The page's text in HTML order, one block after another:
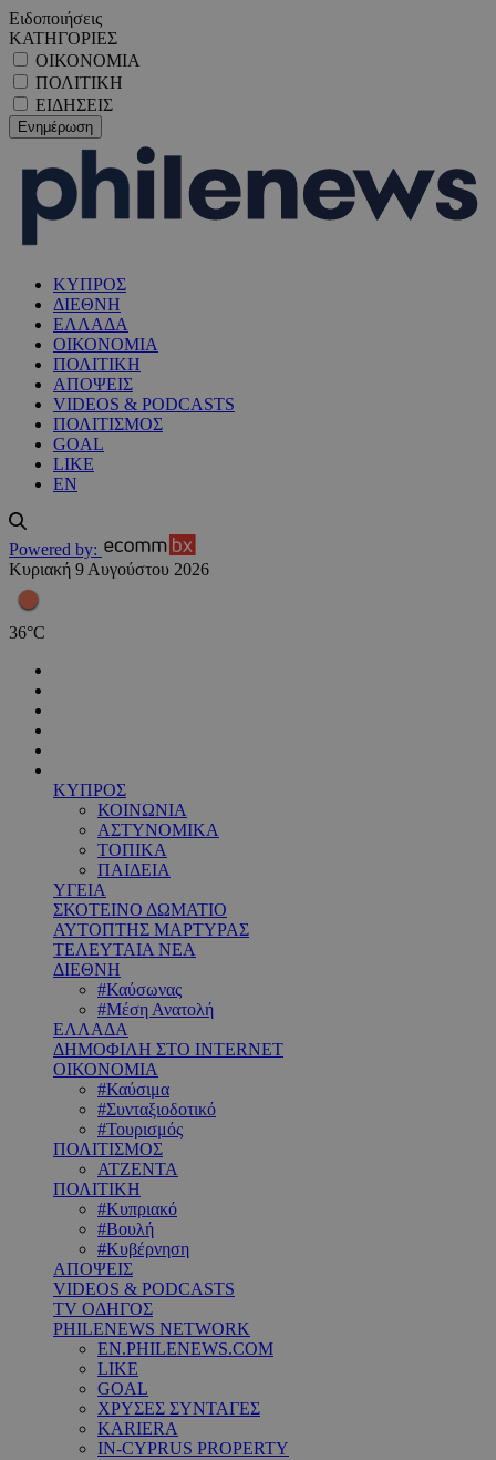
Ειδοποιήσεις
ΚΑΤΗΓΟΡΙΕΣ
ΟΙΚΟΝΟΜΙΑ
ΠΟΛΙΤΙΚΗ
ΕΙΔΗΣΕΙΣ
ΚΥΠΡΟΣ
ΔΙΕΘΝΗ
ΕΛΛΑΔΑ
ΟΙΚΟΝΟΜΙΑ
ΠΟΛΙΤΙΚΗ
ΑΠΟΨΕΙΣ
VIDEOS & PODCASTS
ΠΟΛΙΤΙΣΜΟΣ
GOAL
LIKE
EN
Powered by:
Κυριακή 9 Αυγούστου 2026
36°C
ΚΥΠΡΟΣ
ΚΟΙΝΩΝΙΑ
ΑΣΤΥΝΟΜΙΚΑ
ΤΟΠΙΚΑ
ΠΑΙΔΕΙΑ
ΥΓΕΙΑ
ΣΚΟΤΕΙΝΟ ΔΩΜΑΤΙΟ
ΑΥΤΟΠΤΗΣ ΜΑΡΤΥΡΑΣ
ΤΕΛΕΥΤΑΙΑ ΝΕΑ
ΔΙΕΘΝΗ
#Καύσωνας
#Μέση Ανατολή
ΕΛΛΑΔΑ
ΔΗΜΟΦΙΛΗ ΣΤΟ INTERNET
ΟΙΚΟΝΟΜΙΑ
#Καύσιμα
#Συνταξιοδοτικό
#Τουρισμός
ΠΟΛΙΤΙΣΜΟΣ
ΑΤΖΕΝΤΑ
ΠΟΛΙΤΙΚΗ
#Κυπριακό
#Βουλή
#Κυβέρνηση
ΑΠΟΨΕΙΣ
VIDEOS & PODCASTS
TV ΟΔΗΓΟΣ
PHILENEWS NETWORK
EN.PHILENEWS.COM
LIKE
GOAL
ΧΡΥΣΕΣ ΣΥΝΤΑΓΕΣ
KARIERA
IN-CYPRUS PROPERTY